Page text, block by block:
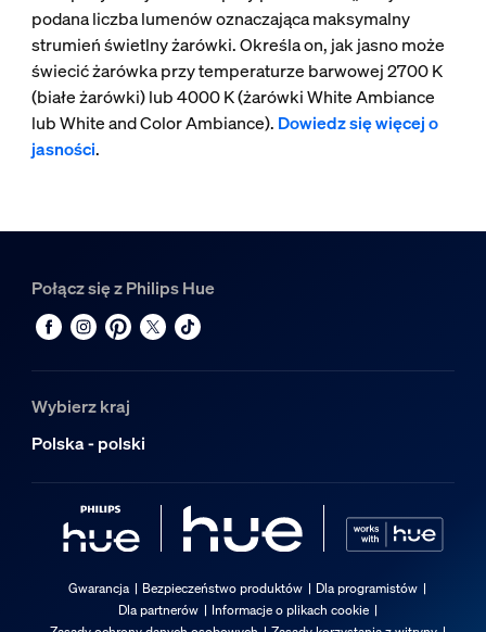
podana liczba lumenów oznaczająca maksymalny
strumień świetlny żarówki. Określa on, jak jasno może
świecić żarówka przy temperaturze barwowej 2700 K
(białe żarówki) lub 4000 K (żarówki White Ambiance
lub White and Color Ambiance). Dowiedz się więcej o
jasności.
Połącz się z Philips Hue
Wybierz kraj
Polska - polski
Gwarancja Bezpieczeństwo produktów
Dla programistów
Dla partnerów
Informacje o plikach cookie